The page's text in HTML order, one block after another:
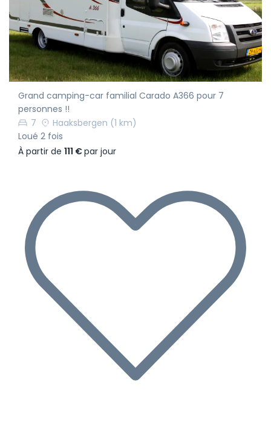
Grand camping-car familial Carado A366 pour 7
personnes !!
7
Haaksbergen (1 km)
Loué 2 fois
À partir de 111 €par jour